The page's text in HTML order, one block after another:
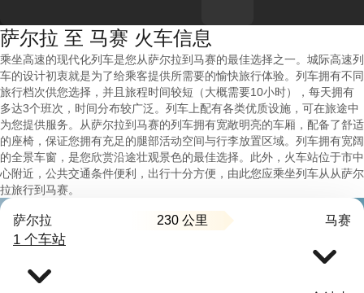
萨尔拉 至 马赛 火车信息
乘坐高速的现代化列车是您从萨尔拉到马赛的最佳选择之一。城际高速列
车的设计初衷就是为了给乘客提供所需要的愉快旅行体验。列车拥有不同
旅行档次供您选择，并且旅程时间较短（大概需要10小时），每天拥有
多达3个班次，时间分布较广泛。列车上配有各类优质设施，可在旅途中
为您提供服务。从萨尔拉到马赛的列车拥有宽敞明亮的车厢，配备了舒适
的座椅，保证您拥有充足的腿部活动空间与行李放置区域。列车拥有宽阔
的全景车窗，是您欣赏沿途壮观景色的最佳选择。此外，火车站位于市中
心附近，公共交通条件便利，出行十分方便，由此您应乘坐列车从从萨尔
拉旅行到马赛。
萨尔拉 230 公里 马赛
1 个车站